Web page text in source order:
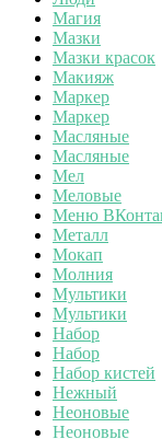
Магия
Мазки
Мазки красок
Макияж
Маркер
Маркер
Масляные
Масляные
Мел
Меловые
Меню
Металл
Мокап
Молния
Мультики
Мультики
Набор
Набор
Набор кистей
Нежный
Неоновые
Неоновые